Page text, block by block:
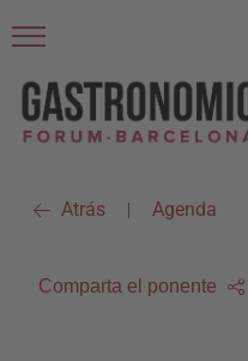
Atrás | Agenda
Comparta el ponente